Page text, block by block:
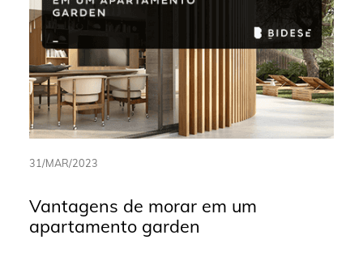
31/MAR/2023
Vantagens de morar em um
apartamento garden